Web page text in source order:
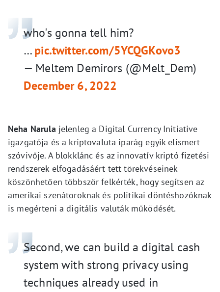
who's gonna tell him?
…pic.twitter.com/5YCQGKovo3
— Meltem Demirors (@Melt_Dem)
December 6, 2022
Neha Narula jelenleg a Digital Currency Initiative
igazgatója és a kriptovaluta iparág egyik elismert
szóvivője. A blokklánc és az innovatív kriptó fizetési
rendszerek elfogadásáért tett törekvéseinek
köszönhetően többször felkérték, hogy segítsen az
amerikai szenátoroknak és politikai döntéshozóknak
is megérteni a digitális valuták működését.
Second, we can build a digital cash
system with strong privacy using
techniques already used in